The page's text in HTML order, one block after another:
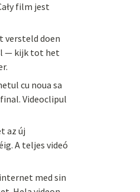
film jest
versteld doen
— kijk tot het
cu noua sa
Videoclipul
az új
A teljes videó
med sin